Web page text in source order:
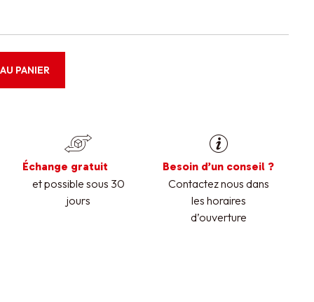
PANIER
Échange gratuit
et possible sous 30
jours
Besoin d’un conseil ?
Contactez nous dans
les horaires
d’ouverture